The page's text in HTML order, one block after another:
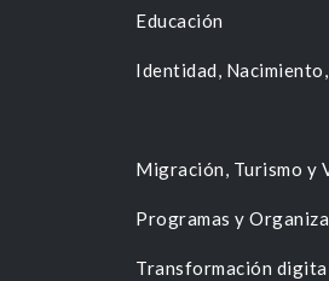
Educación
Identidad,
Migración, Turismo y
Programas y
Transformación